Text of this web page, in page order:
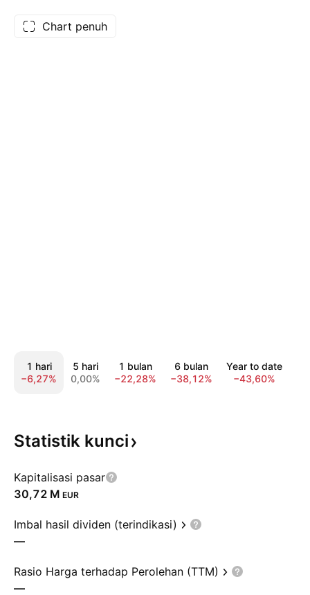
Chart penuh
1 hari
−6,27%
5 hari
0,00%
1 bulan
−22,28%
6 bulan
−38,12%
Year to date
−43,60%
Statistik kunci
Kapitalisasi pasar
‪30,72 M‬ EUR
Imbal hasil dividen (terindikasi)
—
Rasio Harga terhadap Perolehan (TTM)
—